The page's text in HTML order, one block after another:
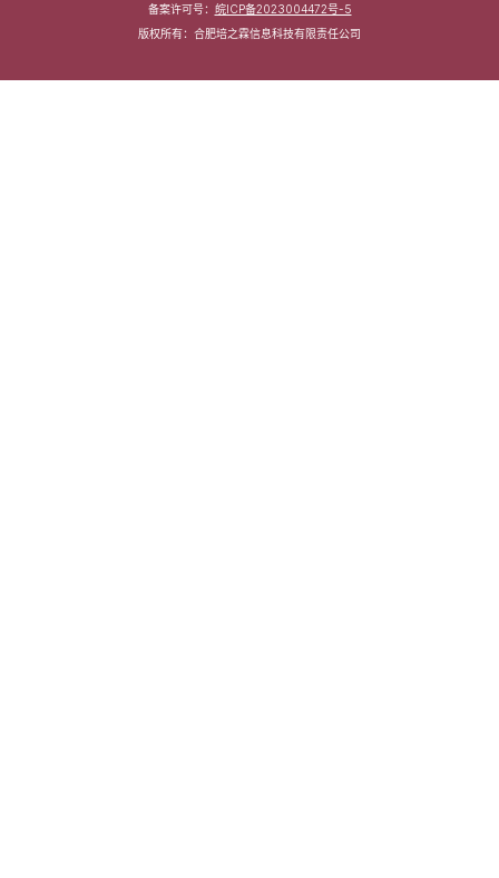
备案许可号： 皖ICP备2023004472号-5
版权所有：合肥培之霖信息科技有限责任公司